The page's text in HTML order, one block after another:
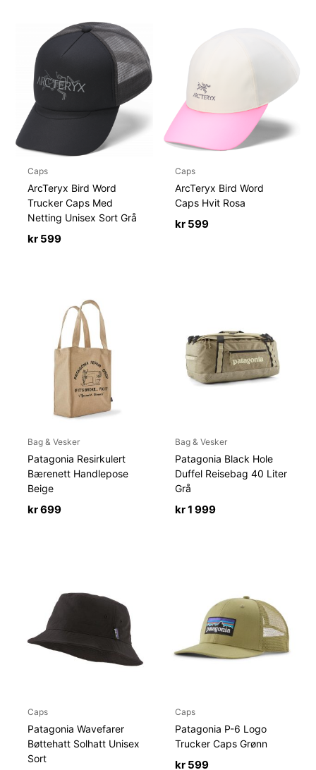
Caps
ArcTeryx Bird Word
Trucker Caps Med
Netting Unisex Sort Grå
kr 599
Caps
ArcTeryx Bird Word
Caps Hvit Rosa
kr 599
Bag & Vesker
Patagonia Resirkulert
Bærenett Handlepose
Beige
kr699
Bag & Vesker
Patagonia Black Hole
Duffel Reisebag 40 Liter
Grå
kr1 999
Caps
Patagonia Wavefarer
Bøttehatt Solhatt Unisex
Sort
Caps
Patagonia P-6 Logo
Trucker Caps Grønn
kr 599